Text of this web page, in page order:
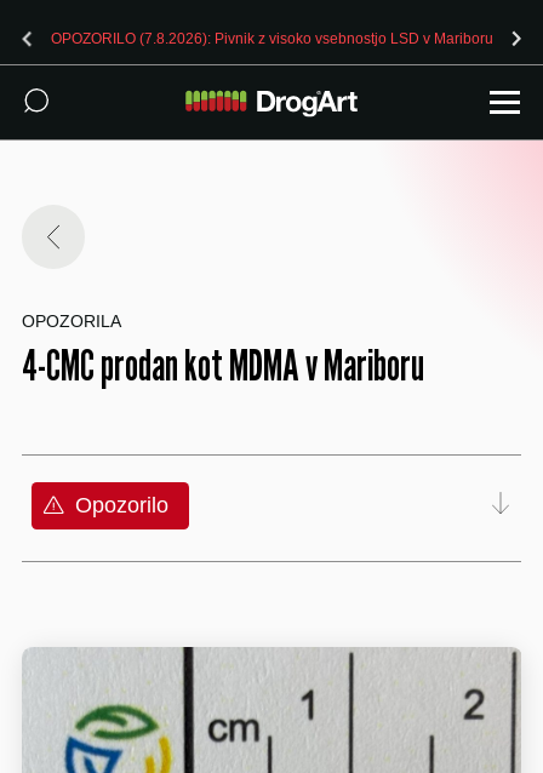
OPOZORILO (7.8.2026): Pivnik z visoko vsebnostjo LSD v Mariboru
OPOZORILA
4-CMC prodan kot MDMA v Mariboru
Opozorilo